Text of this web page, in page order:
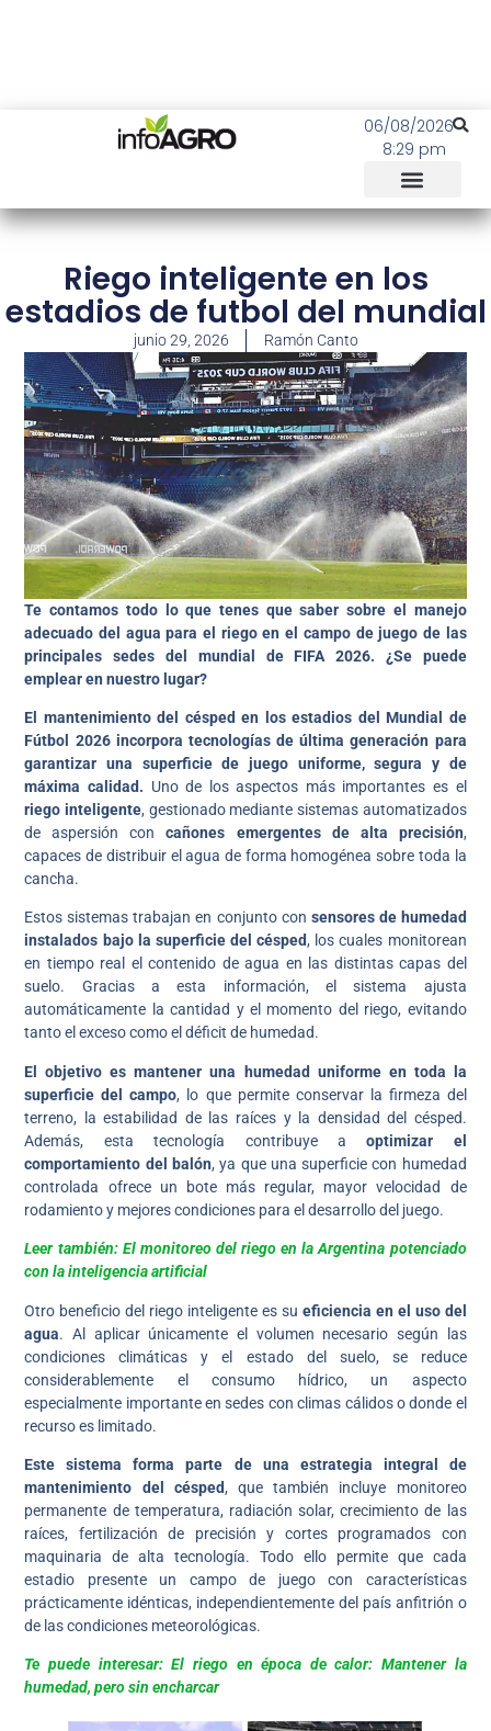
06/08/2026
8:29 pm
Riego inteligente en los
estadios de futbol del mundial
junio 29, 2026 Ramón Canto
Te contamos todo lo que tenes que saber sobre el manejo
adecuado del agua para el riego en el campo de juego de las
principales sedes del mundial de FIFA 2026.
¿Se puede
emplear en nuestro lugar?
El mantenimiento del césped en los estadios del Mundial de
Fútbol 2026 incorpora tecnologías de última generación para
garantizar una superficie de juego uniforme, segura y de
máxima calidad. Uno de los aspectos más importantes es el
riego inteligente, gestionado mediante sistemas automatizados
de aspersión concañones emergentes de alta precisión,
capaces de distribuir el agua de forma homogénea sobre toda la
cancha.
Estos sistemas trabajan en conjunto con sensores de humedad
instalados bajo la superficie del césped, los cuales monitorean
en tiempo real el contenido de agua en las distintas capas del
suelo. Gracias a esta información, el sistema ajusta
automáticamente la cantidad y el momento del riego, evitando
tanto el exceso como el déficit de humedad.
El objetivo es mantener una humedad uniforme en toda la
superficie del campo, lo que permite conservar la firmeza del
terreno, la estabilidad de las raíces y la densidad del césped.
Además, esta tecnología contribuye aoptimizar el
comportamiento del balón, ya que una superficie con humedad
controlada ofrece un bote más regular, mayor velocidad de
rodamiento y mejores condiciones para el desarrollo del juego.
Leer también: El monitoreo del riego en la Argentina potenciado
con la inteligencia artificial
Otro beneficio del riego inteligente es su eficiencia en el uso del
agua. Al aplicar únicamente el volumen necesario según las
condiciones climáticas y el estado del suelo, se reduce
considerablemente el consumo hídrico, un aspecto
especialmente importante en sedes con climas cálidos o donde el
recurso es limitado.
Este sistema forma parte de una estrategia integral de
mantenimiento del césped, que también incluye monitoreo
permanente de temperatura, radiación solar, crecimiento de las
raíces, fertilización de precisión y cortes programados con
maquinaria de alta tecnología. Todo ello permite que cada
estadio presente un campo de juego con características
prácticamente idénticas, independientemente del país anfitrión o
de las condiciones meteorológicas.
Te puede interesar: El riego en época de calor: Mantener la
humedad, pero sin encharcar